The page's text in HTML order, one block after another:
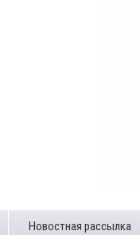
Новостная рассылка